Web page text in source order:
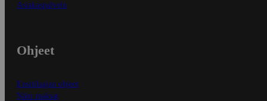
Asiakaspalvelu
Ohjeet
Ensitilaajan ohjeet
Näin maksat